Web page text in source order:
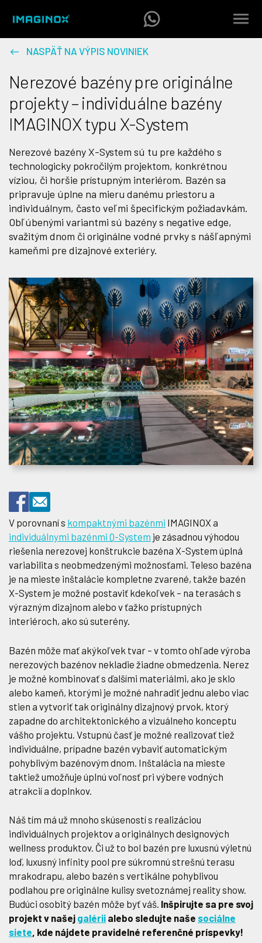
NASPÄŤ NA VÝPIS NOVINIEK
Nerezové bazény pre originálne
projekty – individuálne bazény
IMAGINOX typu X-System
Nerezové bazény X-System sú tu pre každého s
technologicky pokročilým projektom, konkrétnou
víziou, či horšie prístupným interiérom. Bazén sa
pripravuje úplne na mieru danému priestoru a
individuálnym, často veľmi špecifickým požiadavkám.
Obľúbenými variantmi sú bazény s negative edge,
svažitým dnom či originálne vodné prvky s nášľapnými
kameňmi pre dizajnové exteriéry.
V porovnaní s kompaktnými bazénmi IMAGINOX a
individuálnymi bazénmi Q-System je zásadnou výhodou
riešenia nerezovej konštrukcie bazéna X-System úplná
variabilita s neobmedzenými možnosťami. Teleso bazéna
je na mieste inštalácie kompletne zvarené, takže bazén
X-System je možné postaviť kdekoľvek – na terasách s
výrazným dizajnom alebo v ťažko prístupných
interiéroch, ako sú suterény.
Bazén môže mať akýkoľvek tvar – v tomto ohľade výroba
nerezových bazénov nekladie žiadne obmedzenia. Nerez
je možné kombinovať s ďalšími materiálmi, ako je sklo
alebo kameň, ktorými je možné nahradiť jednu alebo viac
stien a vytvoriť tak originálny dizajnový prvok, ktorý
zapadne do architektonického a vizuálneho konceptu
vášho projektu. Vstupnú časť je možné realizovať tiež
individuálne, prípadne bazén vybaviť automatickým
pohyblivým bazénovým dnom. Inštalácia na mieste
taktiež umožňuje úplnú voľnosť pri výbere vodných
atrakcií a doplnkov.
Náš tím má už mnoho skúseností s realizáciou
individuálnych projektov a originálnych designových
wellness produktov. Či už to bol bazén pre luxusnú výletnú
loď, luxusný infinity pool pre súkromnú strešnú terasu
mrakodrapu, alebo bazén s vertikálne pohyblivou
podlahou pre originálne kulisy svetoznámej reality show.
Budúci osobitý bazén môže byť váš. Inšpirujte sa pre svoj
projekt v našej galérii alebo sledujte naše sociálne
siete, kde nájdete pravidelné referenčné príspevky!